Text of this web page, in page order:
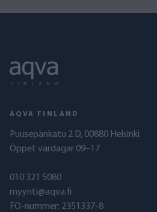
AQVA FINLAND
Puusepänkatu 2 D, 00880 Helsinki
Öppet vardagar 09–17
010 321 5080
myynti@aqva.fi
FO-nummer: 2351337-8